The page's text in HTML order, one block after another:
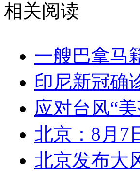
相关阅读
一艘巴拿马
印尼新冠确
应对台风“
北京：8月7
北京发布大